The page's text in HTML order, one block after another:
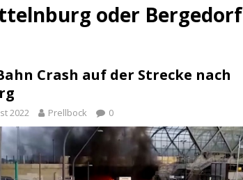
oder Bergedorf
Crash auf der Strecke nach
2022 Prellbock 0